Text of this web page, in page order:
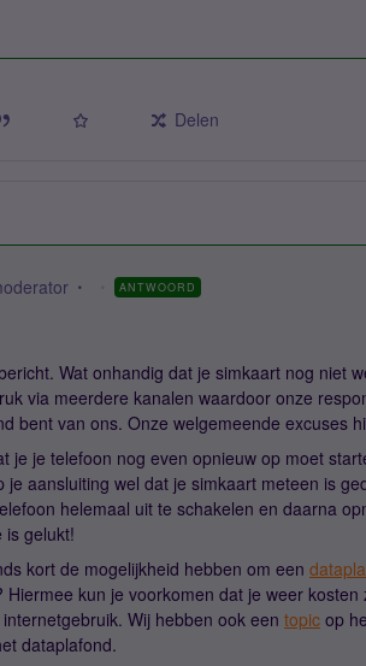
Delen
ANTWOORD
Wat onhandig dat je simkaart nog niet
via meerdere kanalen waardoor onze
bent van ons. Onze welgemeende excuses
je je telefoon nog even opnieuw op moet
je aansluiting wel dat je simkaart meteen is
helemaal uit te schakelen en daarna
is gelukt!
kort de mogelijkheid hebben om een
Hiermee kun je voorkomen dat je weer
Wij hebben ook een topic op
dataplafond.